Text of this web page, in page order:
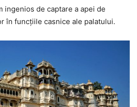
ingenios de captare a apei de
în funcțiile casnice ale palatului.